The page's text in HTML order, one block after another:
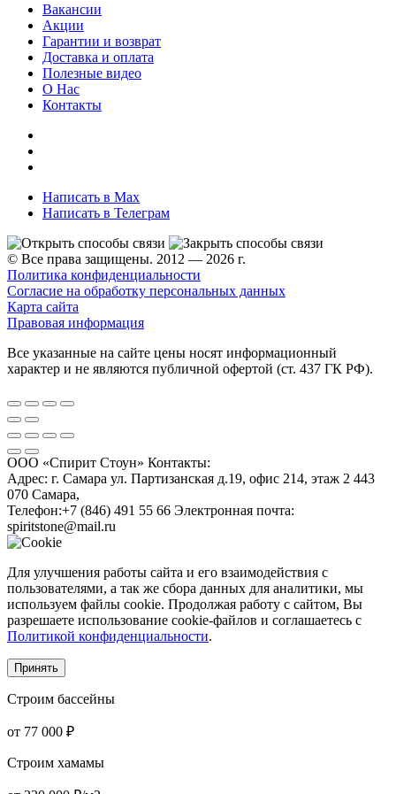
Вакансии
Акции
Гарантии и возврат
Доставка и оплата
Полезные видео
О Нас
Контакты
Написать в Max
Написать в Телеграм
© Все права защищены. 2012 — 2026 г.
Политика конфиденциальности
Согласие на обработку персональных данных
Карта сайта
Правовая информация
Все указанные на сайте цены носят информационный
характер и не являются публичной офертой (ст. 437 ГК РФ).
ООО «Спирит Стоун» Контакты:
Адрес: г. Самара ул. Партизанская д.19, офис 214, этаж 2 443
070 Самара,
Телефон:+7 (846) 491 55 66 Электронная почта:
spiritstone@mail.ru
Для улучшения работы сайта и его взаимодействия с
пользователями, а так же сбора данных для аналитики, мы
используем файлы cookie. Продолжая работу с сайтом, Вы
разрешаете использование cookie-файлов и соглашаетесь с
Политикой конфиденциальности.
Принять
Строим бассейны
от 77 000 ₽
Строим хамамы